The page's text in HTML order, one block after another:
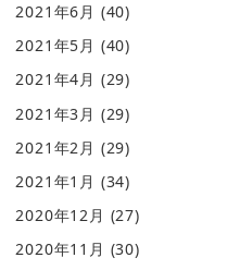
2021年6月 (40)
2021年5月 (40)
2021年4月 (29)
2021年3月 (29)
2021年2月 (29)
2021年1月 (34)
2020年12月 (27)
2020年11月 (30)